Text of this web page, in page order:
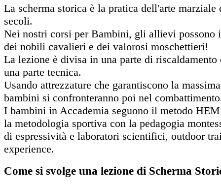
La scherma storica è la pratica dell'arte marziale
secoli.
Nei nostri corsi per Bambini, gli allievi possono
dei nobili cavalieri e dei valorosi moschettieri!
La lezione è divisa in una parte di riscaldamento
una parte tecnica.
Usando attrezzature che garantiscono la
bambini si confronteranno poi nel
I bambini in Accademia seguono il metodo
la metodologia sportiva con la pedagogia
di espressività e laboratori scientifici, outdoor
experience.
Come si svolge una lezione di Scherma